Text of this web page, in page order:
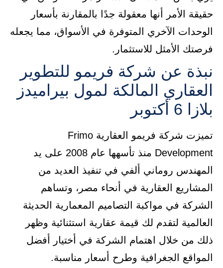
حقيقة الأمر أنها معقولة جدًا بالمقارنة بأسعار
الوحدات الآخري المتوفرة في الأسواق، مما يجعله
فرصتك الأمثل للاستثمار.
نبذة عن شركة فريمو للتطوير
العقاري المالكة لمول بيراميدز
بلازا 6 أكتوبر
تميزت شركة فريمو العقارية Frimo
Development منذ تأسهها عام 2008 على يد
المهندس روماني ألفي في تنفيذ العديد من
المشاريع العقارية في أنحاء مصر، وتساهم
الشركة في مواكبة التصاميم المعمارية الحديثة
العالمية لتقدم لك قيمة عقارية استثنائية وظهر
ذلك من خلال اهتمام الشركة في أختيار أفضل
المواقع الجغرافية وطرح أسعار مناسبة.